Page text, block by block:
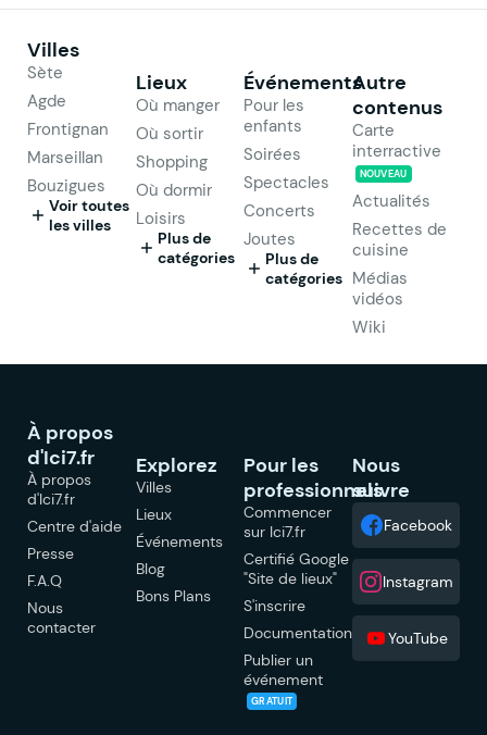
Villes
Sète
Agde
Frontignan
Marseillan
Bouzigues
Voir toutes
les villes
Lieux
Où manger
Où sortir
Shopping
Où dormir
Loisirs
Plus de
catégories
Événements
Pour les
enfants
Soirées
Spectacles
Concerts
Joutes
Plus de
catégories
Autre
contenus
Carte
interractive
NOUVEAU
Actualités
Recettes de
cuisine
Médias
vidéos
Wiki
À propos
d'Ici7.fr
À propos
d'Ici7.fr
Centre d'aide
Presse
F.A.Q
Nous
contacter
Explorez
Villes
Lieux
Événements
Blog
Bons Plans
Pour les
professionnels
Commencer
sur Ici7.fr
Certifié Google
"Site de lieux"
S'inscrire
Documentation
Publier un
événement
GRATUIT
Nous
suivre
Facebook
Instagram
YouTube